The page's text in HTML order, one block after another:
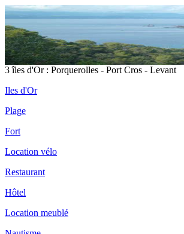
3 îles d'Or : Porquerolles - Port Cros - Levant
Iles d'Or
Plage
Fort
Location vélo
Restaurant
Hôtel
Location meublé